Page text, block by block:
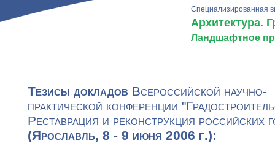
Специализированная
Архитектура.
Ландшафтное
Тезисы докладов Всероссийской научно-
практической конференции
Реставрация и реконструкция российских
(Ярославль, 8 - 9 июня 2006 г.):